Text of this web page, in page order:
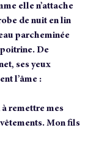
elle n’attache
de nuit en lin
parcheminée
poitrine. De
ses yeux
l’âme :
à remettre mes
Mon fils